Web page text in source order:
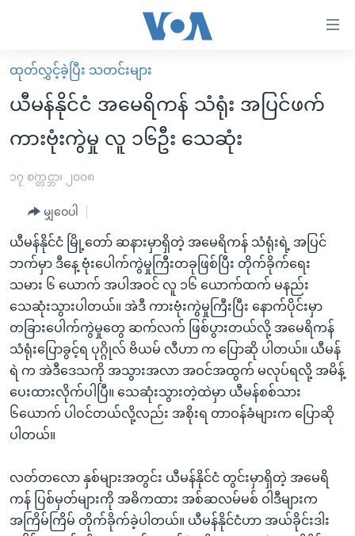
လွယ်ကူ
စေ
များ
အကြောင်းအရာ
ညွန်း
စာမျက်နှာ
ရှာဖွေ
မူလစာမျက်နှာ
မြန်မာ
ကမ္ဘာ့သတင်းများ
အစ္စရေး-ပါလက်စတိုင်း
ရပ်ဝန်းတခု လမ်းတခု အလွန်
အင်္ဂလိပ်စာလေ့လာမယ်
အမေရိကန်သုံးအီဒီယံ
မကြေးမုံရဲ့ အင်္ဂလိပ်စာ
ရုပ်ရှင်ထဲက အင်္ဂလိပ်စာ
သုတပဒေသာ အင်္ဂလိပ်စာ
အပတ်စဉ်ကဏ္ဍများ
ရေဒီယို
တီဗွီ
ရေဒီယိုနှင့်ရုပ်သံ အချက်အလက်များ
ရေဒီယို/တီဗွီအစီအစဉ်
Learning English
ဗွီအိုအေ လူမှုကွန်ယက်များ
ဘာသာစကားများ
ထုတ်လွှင့်ခဲ့ပြီး သတင်းများ
ယီမန်နိုင်ငံ အမေရိကန် သံရုံး အပြင်ဖက်
ကားဗုံးကွဲမှု လူ ၁၆ဦး သေဆုံး
၁၇ စက္တင္ဘာ၊ ၂၀၀၈
မျှဝေပါ
ယီမန်နိုင်ငံ မြို့တော် ဆနားမှာရှိတဲ့ အမေရိကန် သံရုံးရဲ့ အပြင်
ဘက်မှာ ဒီနေ့ ဗုံးပေါက်ကွဲမှုကြီးတခုဖြစ်ပြီး တိုက်ခိုက်ရေး
သမား ၆ ယောက် အပါအဝင် လူ ၁၆ ယောက်ထက် မနည်း
သေဆုံးသွားပါတယ်။ အဲဒီ ကားဗုံးကွဲမှုကြီးပြီး နောက်ပိုင်းမှာ
တခြားပေါက်ကွဲမှုတွေ ဆက်လက် ဖြစ်ပွားတယ်လို့ အမေရိကန်
သံရုံးပြောခွင့်ရ ပုဂ္ဂိုလ် ဗိယမ် လီဟာ က ပြောဆို ပါတယ်။ ယီမန်
ရဲ က အဲဒီဒေသကို အသွားအလာ အဝင်အထွက် မလုပ်ရလို့ အမိန့်
ပေးထားလိုက်ပါပြီ။ သေဆုံးသွားတဲ့ထဲမှာ ယီမန်စစ်သား
၆ယောက် ပါဝင်တယ်လို့လည်း အစိုးရ တာဝန်ခံများက ပြောဆို
ပါတယ်။
လတ်တလော နှစ်များအတွင်း ယီမန်နိုင်ငံ တွင်းမှာရှိတဲ့ အမေရိ
ကန် ပြစ်မှတ်များကို အဓိကထား အစ်ဆလမ်မစ် ဝါဒီများက
အကြိမ်ကြိမ် တိုက်ခိုက်ခဲ့ပါတယ်။ ယီမန်နိုင်ငံဟာ အယ်ခိုင်းဒါး